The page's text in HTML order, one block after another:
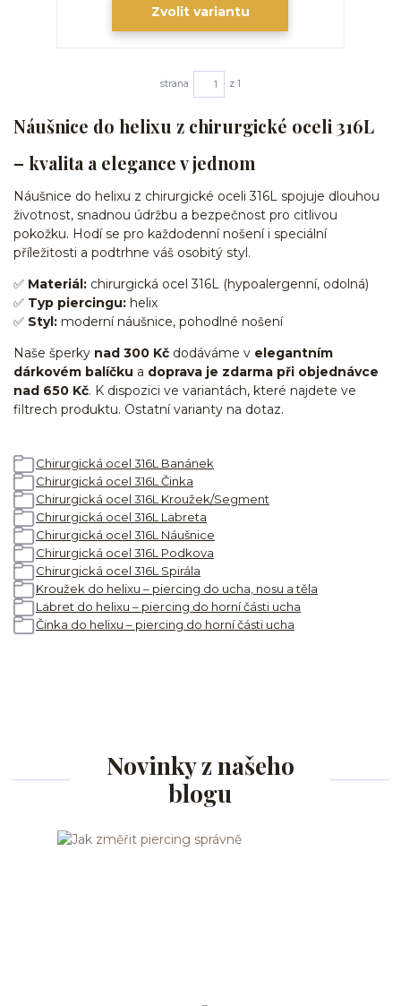
Zvolit variantu
strana z 1
Náušnice do helixu z chirurgické oceli 316L
– kvalita a elegance v jednom
Náušnice do helixu z chirurgické oceli 316L spojuje dlouhou
životnost, snadnou údržbu a bezpečnost pro citlivou
pokožku. Hodí se pro každodenní nošení i speciální
příležitosti a podtrhne váš osobitý styl.
✅ Materiál: chirurgická ocel 316L (hypoalergenní, odolná)
✅ Typ piercingu: helix
✅ Styl: moderní náušnice, pohodlné nošení
Naše šperky nad 300 Kč dodáváme v elegantním
dárkovém balíčku a doprava je zdarma při objednávce
nad 650 Kč. K dispozici ve variantách, které najdete ve
filtrech produktu. Ostatní varianty na dotaz.
Chirurgická ocel 316L Banánek
Chirurgická ocel 316L Činka
Chirurgická ocel 316L Kroužek/Segment
Chirurgická ocel 316L Labreta
Chirurgická ocel 316L Náušnice
Chirurgická ocel 316L Podkova
Chirurgická ocel 316L Spirála
Kroužek do helixu – piercing do ucha, nosu a těla
Labret do helixu – piercing do horní části ucha
Činka do helixu – piercing do horní části ucha
Novinky z našeho
blogu